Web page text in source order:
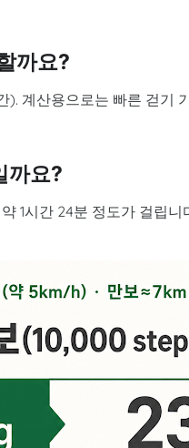
까요?
계산용으로는 빠른 걷기
까요?
1시간 24분 정도가 걸립니